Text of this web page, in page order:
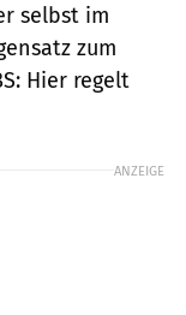
selbst im
zum
Hier regelt
ANZEIGE